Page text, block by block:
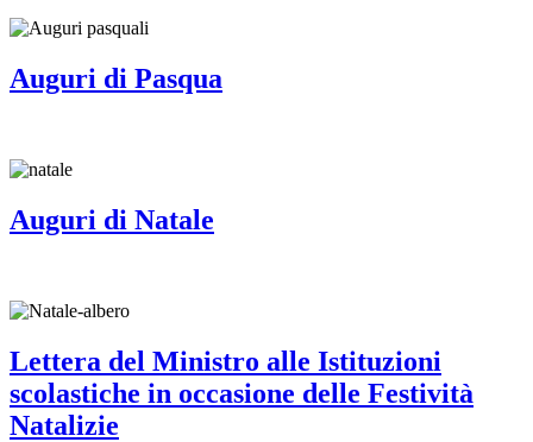
Auguri di Pasqua
Auguri di Natale
Lettera del Ministro alle Istituzioni
scolastiche in occasione delle Festività
Natalizie